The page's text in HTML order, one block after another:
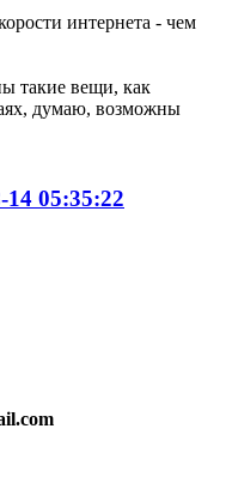
интернета - чем
такие вещи, как
думаю, возможны
14 05:35:22